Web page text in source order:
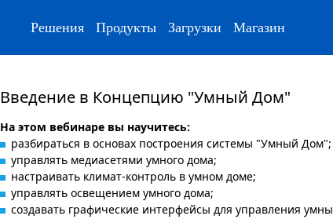
Решения Продукты Загрузки Магазин
Введение в Концепцию "Умный Дом"
На этом вебинаре вы научитесь:
разбираться в основах построения системы "Умный Дом";
управлять медиасетями умного дома;
настраивать климат-контроль в умном доме;
управлять освещением умного дома;
создавать графические интерфейсы для управления